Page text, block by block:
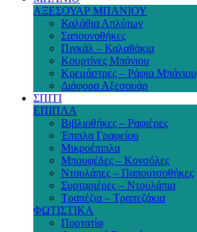
ΑΞΕΣΟΥΑΡ ΜΠΑΝΙΟΥ
Καλάθια Απλύτων
Σαπουνοθήκες
Πιγκάλ – Καλαθάκια
Κουρτίνες Μπάνιου
Κρεμάστρες – Ράφια Μπάνιου
Διάφορα Αξεσουάρ
ΣΠΙΤΙ
ΕΠΙΠΛΑ
Βιβλιοθήκες – Ραφιέρες
Έπιπλα Γραφείου
Μικροέπιπλα
Μπουφέδες – Κονσόλες
Ντουλάπες – Παπουτσοθήκες
Συρταριέρες – Ντουλάπια
Τραπέζια – Τραπεζάκια
ΦΩΤΙΣΤΙΚΑ
Πορτατίφ